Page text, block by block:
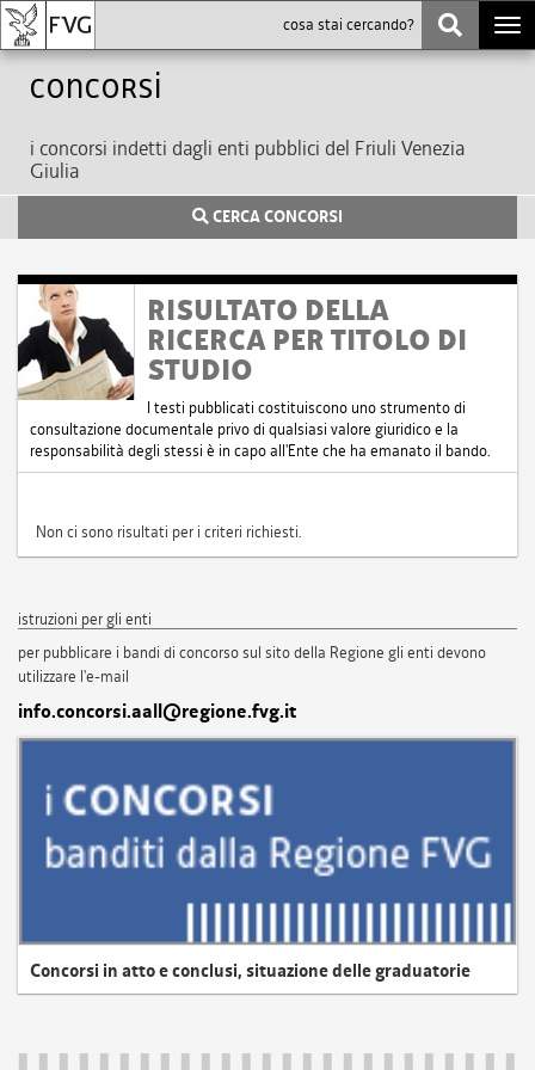
Concorsi
i concorsi indetti dagli enti pubblici del Friuli Venezia
Giulia
CERCA CONCORSI
RISULTATO DELLA
RICERCA PER TITOLO DI
STUDIO
I testi pubblicati costituiscono uno strumento di
consultazione documentale privo di qualsiasi valore giuridico e la
responsabilità degli stessi è in capo all'Ente che ha emanato il bando.
Non ci sono risultati per i criteri richiesti.
istruzioni per gli enti
per pubblicare i bandi di concorso sul sito della Regione gli enti devono
utilizzare l'e-mail
info.concorsi.aall@regione.fvg.it
Concorsi in atto e conclusi, situazione delle graduatorie